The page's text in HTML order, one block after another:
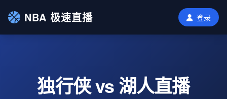
NBA 极速直播 登录
独行侠 vs 湖人直播